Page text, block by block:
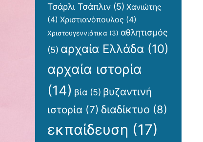
Τσάρλι Τσάπλιν (5) Χανιώτης
(4) Χριστιανόπουλος (4)
Χριστουγεννιάτικα (3) αθλητισμός
(5) αρχαία Ελλάδα (10)
αρχαία ιστορία
(14) βία (5) βυζαντινή
ιστορία (7) διαδίκτυο (8)
εκπαίδευση (17)